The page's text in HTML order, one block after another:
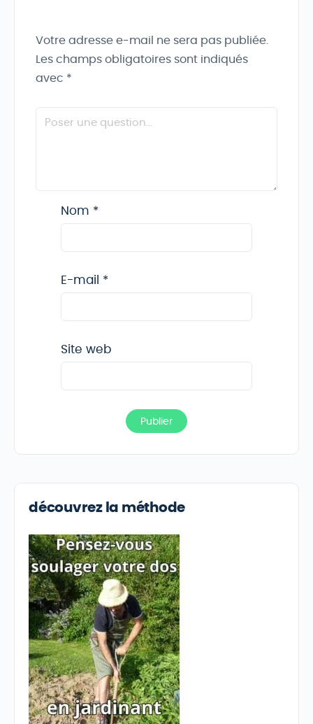
Votre adresse e-mail ne sera pas publiée.
Les champs obligatoires sont indiqués
avec *
Nom *
E-mail *
Site web
découvrez la méthode